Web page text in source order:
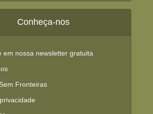
Conheça-nos
em nossa newsletter gratuita
Fronteiras